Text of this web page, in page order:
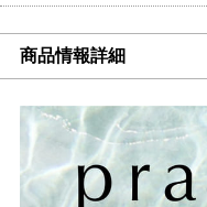
商品情報詳細